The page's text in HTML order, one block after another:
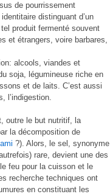
de pourrissement
distinguant d’un
produit fermenté souvent
et étrangers, voire barbares,
alcools, viandes et
soja, légumineuse riche en
et de laits. C’est aussi
l’indigestion.
outre le but nutritif, la
la décomposition de
?). Alors, le sel, synonyme
rare, devient une des
feu pour la cuisson et le
recherche techniques ont
en constituant les